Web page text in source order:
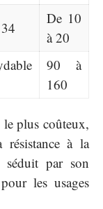
De 10
à 20
90 à
160
plus coûteux,
résistance à la
par son
les usages